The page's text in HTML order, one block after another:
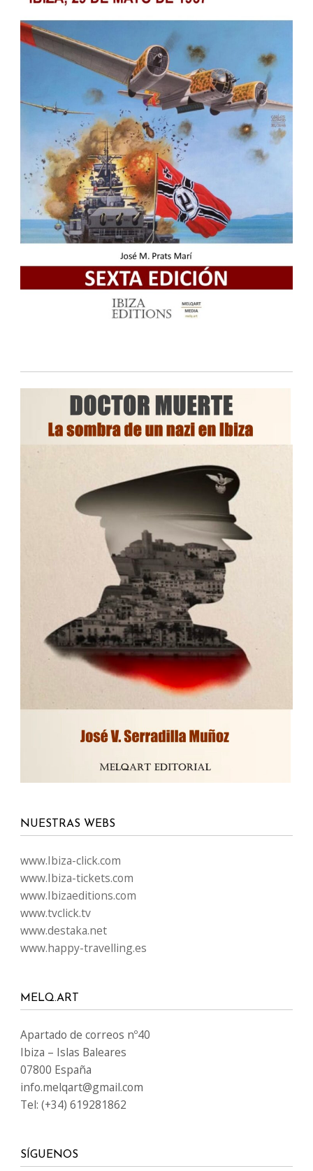
NUESTRAS WEBS
www.Ibiza-click.com
www.Ibiza-tickets.com
www.Ibizaeditions.com
www.tvclick.tv
www.destaka.net
www.happy-travelling.es
MELQ.ART
Apartado de correos nº40
Ibiza – Islas Baleares
07800 España
info.melqart@gmail.com
Tel: (+34) 619281862
SÍGUENOS